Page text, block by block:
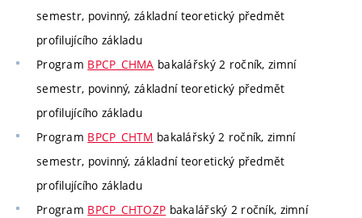
semestr, povinný, základní teoretický předmět
profilujícího základu
Program BPCP_CHMA bakalářský 2 ročník, zimní
semestr, povinný, základní teoretický předmět
profilujícího základu
Program BPCP_CHTM bakalářský 2 ročník, zimní
semestr, povinný, základní teoretický předmět
profilujícího základu
Program BPCP_CHTOZP bakalářský 2 ročník, zimní